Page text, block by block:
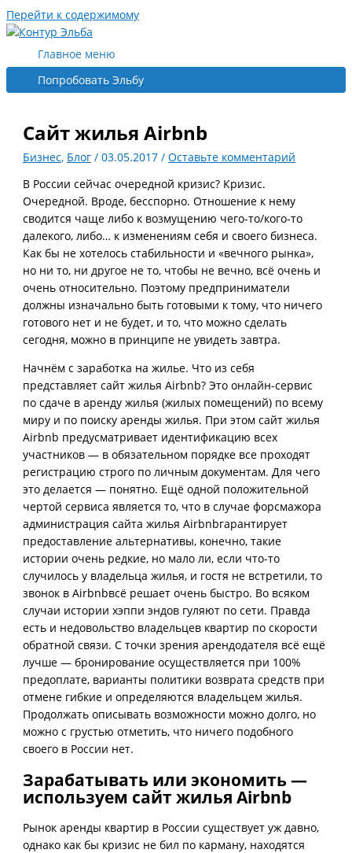
Перейти к содержимому
Главное меню
Попробовать Эльбу
Сайт жилья Airbnb
Бизнес, Блог /03.05.2017/Оставьте комментарий
В России сейчас очередной кризис? Кризис.
Очередной. Вроде, бесспорно. Отношение к нему
сводится чаще либо к возмущению чего-то/кого-то
далекого, либо… к изменениям себя и своего бизнеса.
Как бы не хотелось стабильности и «вечного рынка»,
но ни то, ни другое не то, чтобы не вечно, всё очень и
очень относительно. Поэтому предприниматели
должны изначально быть готовыми к тому, что ничего
готового нет и не будет, и то, что можно сделать
сегодня, можно в принципе не увидеть завтра.
Начнём с заработка на жилье. Что из себя
представляет сайт жилья Airbnb? Это онлайн-сервис
по сдаче в аренду жилья (жилых помещений) по всему
миру и по поиску аренды жилья. При этомсайт жилья
Airbnb предусматривает идентификацию всех
участников — в обязательном порядке все проходят
регистрацию строго по личным документам. Для чего
это делается — понятно. Ещё одной положительной
чертой сервиса является то, что в случае форсмажора
администрация сайта жилья Airbnbгарантирует
предоставление альтернативы, конечно, такие
истории очень редкие, но мало ли, если что-то
случилось у владельца жилья, и гостя не встретили, то
звонок в Airbnbвсё решает очень быстро. Во всяком
случаи истории хэппи эндов гуляют по сети. Правда
есть и недовольство владельцев квартир по скорости
обратной связи. С точки зрения арендодателя всё ещё
лучше — бронирование осуществляется при 100%
предоплате, варианты политики возврата средств при
отмене гибкие и определяются владельцем жилья.
Продолжать описывать возможности можно долго, но
можно с грустью отметить, что ничего подобного
своего в России нет.
Зарабатывать или экономить —
используем сайт жилья Airbnb
Рынок аренды квартир в России существует уж давно,
однако как бы кризис не бил по карману, находятся